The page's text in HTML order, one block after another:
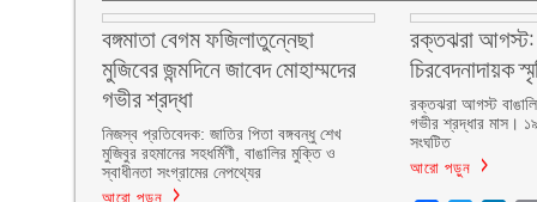
বঙ্গমাতা বেগম ফজিলাতুন্নেছা
মুজিবের জন্মদিনে জাবেদ মোহাম্মদের
গভীর শ্রদ্ধা
নিজস্ব প্রতিবেদক: জাতির পিতা বঙ্গবন্ধু শেখ
মুজিবুর রহমানের সহধর্মিণী, বাঙালির মুক্তি ও
স্বাধীনতা সংগ্রামের নেপথ্যের
আরো পড়ুন
রক্তঝরা
চিরবেদনাদায়ক
রক্তঝরা আগস্ট
গভীর শ্রদ্ধার মাস।
সংঘটিত
আরো পড়ুন